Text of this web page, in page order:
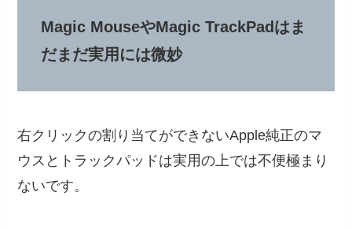
Magic MouseやMagic TrackPadはま
だまだ実用には微妙
右クリックの割り当てができないApple純正のマ
ウスとトラックパッドは実用の上では不便極まり
ないです。